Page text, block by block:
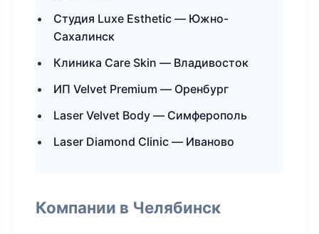
Студия Luxe Esthetic — Южно-
Сахалинск
Клиника Care Skin — Владивосток
ИП Velvet Premium — Оренбург
Laser Velvet Body — Симферополь
Laser Diamond Clinic — Иваново
Компании в Челябинск